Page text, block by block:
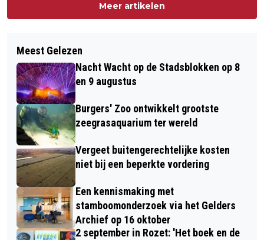
Meer artikelen
Meest Gelezen
Nacht Wacht op de Stadsblokken op 8
en 9 augustus
Burgers' Zoo ontwikkelt grootste
zeegrasaquarium ter wereld
Vergeet buitengerechtelijke kosten
niet bij een beperkte vordering
Een kennismaking met
stamboomonderzoek via het Gelders
Archief op 16 oktober
2 september in Rozet: 'Het boek en de